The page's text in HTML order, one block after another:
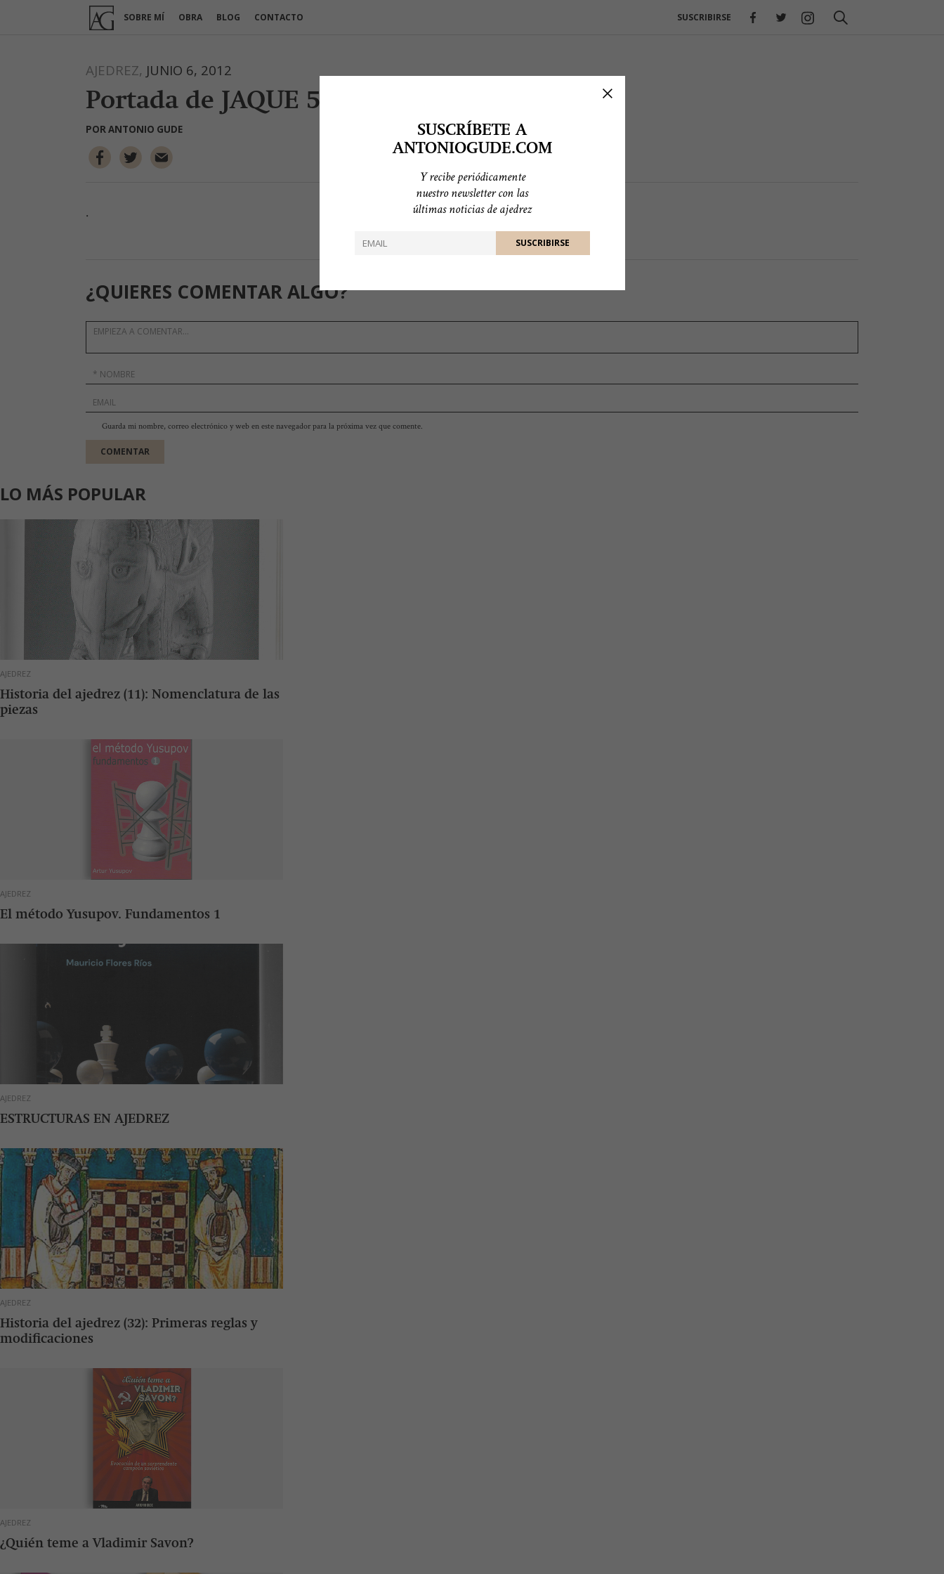
SUSCRÍBETE A
ANTONIOGUDE.COM
Y recibe periódicamente
nuestro newsletter con las
últimas noticias de ajedrez
SOBRE MÍ OBRA BLOG CONTACTO SUSCRIBIRSE
AJEDREZ, JUNIO 6, 2012
Portada de JAQUE 501
PORANTONIO GUDE
.
¿QUIERES COMENTAR ALGO?
Guarda mi nombre, correo electrónico y web en este navegador para la próxima vez que comente.
LO MÁS POPULAR
AJEDREZ
Historia del ajedrez (11): Nomenclatura de las
piezas
AJEDREZ
El método Yusupov. Fundamentos 1
AJEDREZ
ESTRUCTURAS EN AJEDREZ
AJEDREZ
Historia del ajedrez (32): Primeras reglas y
modificaciones
AJEDREZ
¿Quién teme a Vladimir Savon?